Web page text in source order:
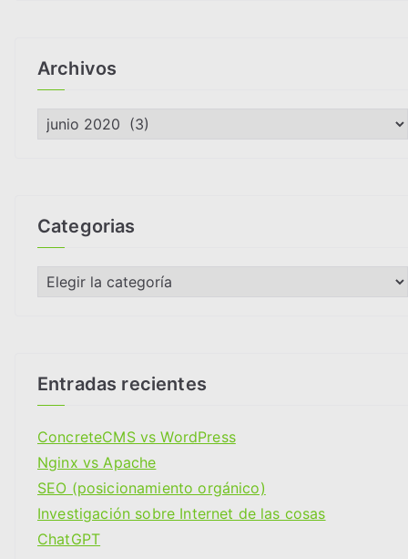
Archivos
i
v
Categorias
C
g
o
r
i
a
s
Entradas recientes
ConcreteCMS vs WordPress
Nginx vs Apache
SEO (posicionamiento orgánico)
Investigación sobre Internet de las cosas
ChatGPT